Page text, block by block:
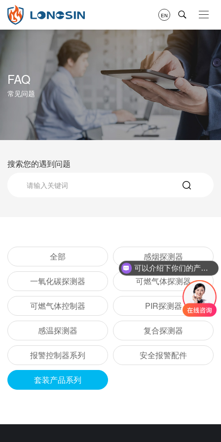
EN
FAQ
常见问题
搜索您的遇到问题
全部 感烟探测器
一氧化碳探测器 可燃气体探测器
可燃气体控制器 PIR探测器
感温探测器 复合探测器
报警控制器系列 安全报警配件
套装产品系列
可以介绍下你们的产品么？